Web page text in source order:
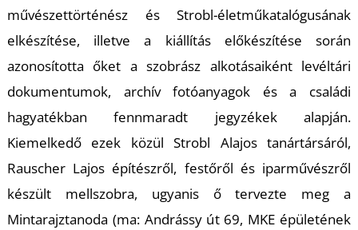
művészettörténész és Strobl-életműkatalógusának
elkészítése, illetve a kiállítás előkészítése során
azonosította őket a szobrász alkotásaiként levéltári
dokumentumok, archív fotóanyagok és a családi
hagyatékban fennmaradt jegyzékek alapján.
Kiemelkedő ezek közül Strobl Alajos tanártársáról,
Rauscher Lajos építészről, festőről és iparművészről
készült mellszobra, ugyanis ő tervezte meg a
Mintarajztanoda (ma: Andrássy út 69, MKE épületének